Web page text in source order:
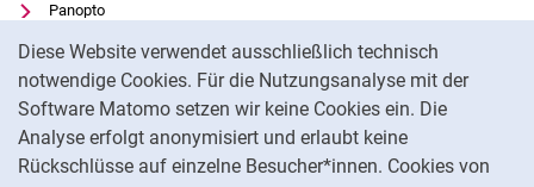
Diese Website verwendet ausschließlich technisch
notwendige Cookies. Für die Nutzungsanalyse mit der
Software Matomo setzen wir keine Cookies ein. Die
Analyse erfolgt anonymisiert und erlaubt keine
Rückschlüsse auf einzelne Besucher*innen. Cookies von
Panopto
Datenschutz
Barrierefreiheit
Transparenter KI-Einsatz
Impressum